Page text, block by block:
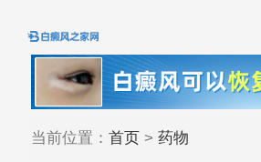
当前位置： 首页> 药物